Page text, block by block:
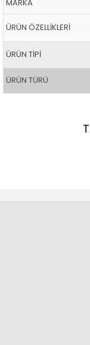
MARKA
ÜRÜN ÖZELLİKLERİ
ÜRÜN TİPİ
ÜRÜN TÜRÜ